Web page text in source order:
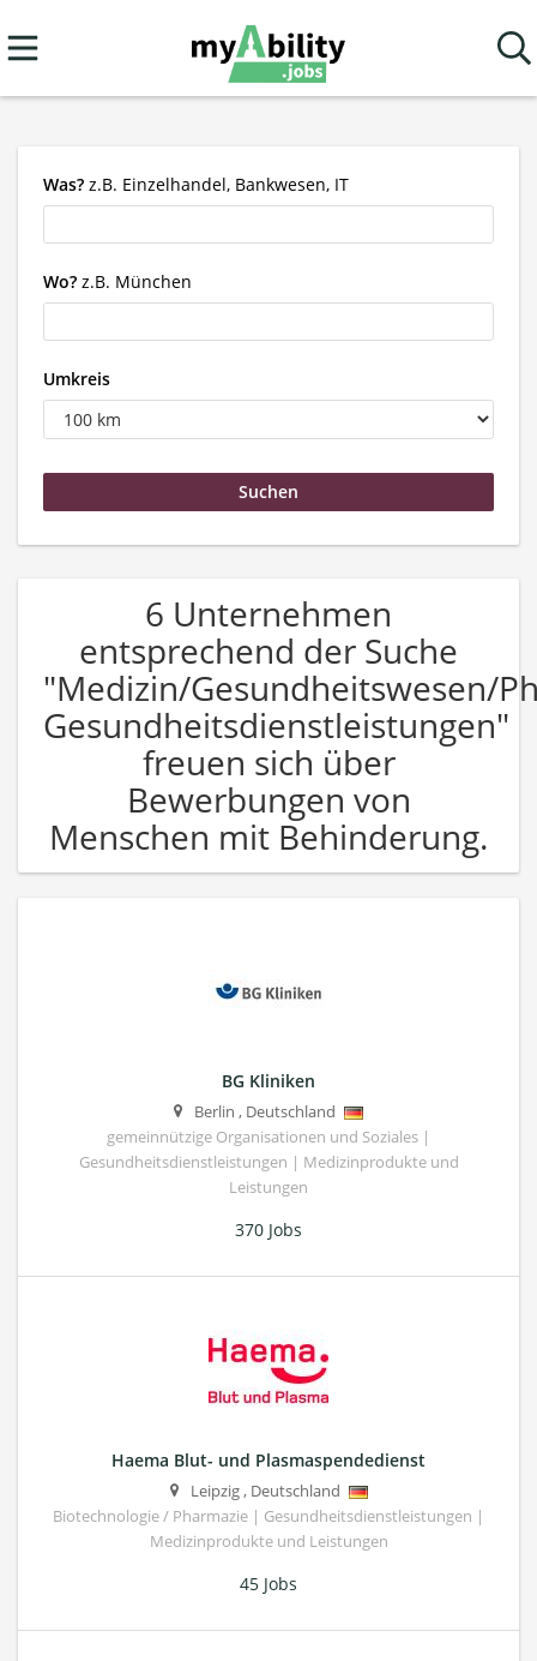
Was? z.B. Einzelhandel, Bankwesen, IT
Wo? z.B. München
Umkreis
6 Unternehmen
entsprechend der Suche
"Medizin/Gesundheitswesen/
Gesundheitsdienstleistungen"
freuen sich über
Bewerbungen von
Menschen mit Behinderung.
BG Kliniken
Berlin , Deutschland
gemeinnützige Organisationen und Soziales |
Gesundheitsdienstleistungen | Medizinprodukte und
Leistungen
370 Jobs
Haema Blut- und Plasmaspendedienst
Leipzig, Deutschland
Biotechnologie / Pharmazie | Gesundheitsdienstleistungen |
Medizinprodukte und Leistungen
45 Jobs